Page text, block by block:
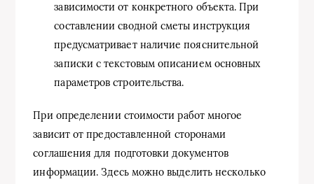
зависимости от конкретного объекта. При
составлении сводной сметы инструкция
предусматривает наличие пояснительной
записки с текстовым описанием основных
параметров строительства.
При определении стоимости работ многое
зависит от предоставленной сторонами
соглашения для подготовки документов
информации. Здесь можно выделить несколько